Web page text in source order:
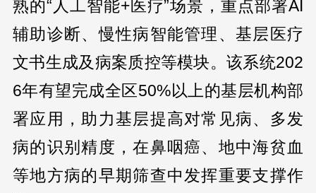
熟的“人工智能+医疗”场景，重点部署AI
辅助诊断、慢性病智能管理、基层医疗
文书生成及病案质控等模块。该系统202
6年有望完成全区50%以上的基层机构部
署应用，助力基层提高对常见病、多发
病的识别精度，在鼻咽癌、地中海贫血
等地方病的早期筛查中发挥重要支撑作